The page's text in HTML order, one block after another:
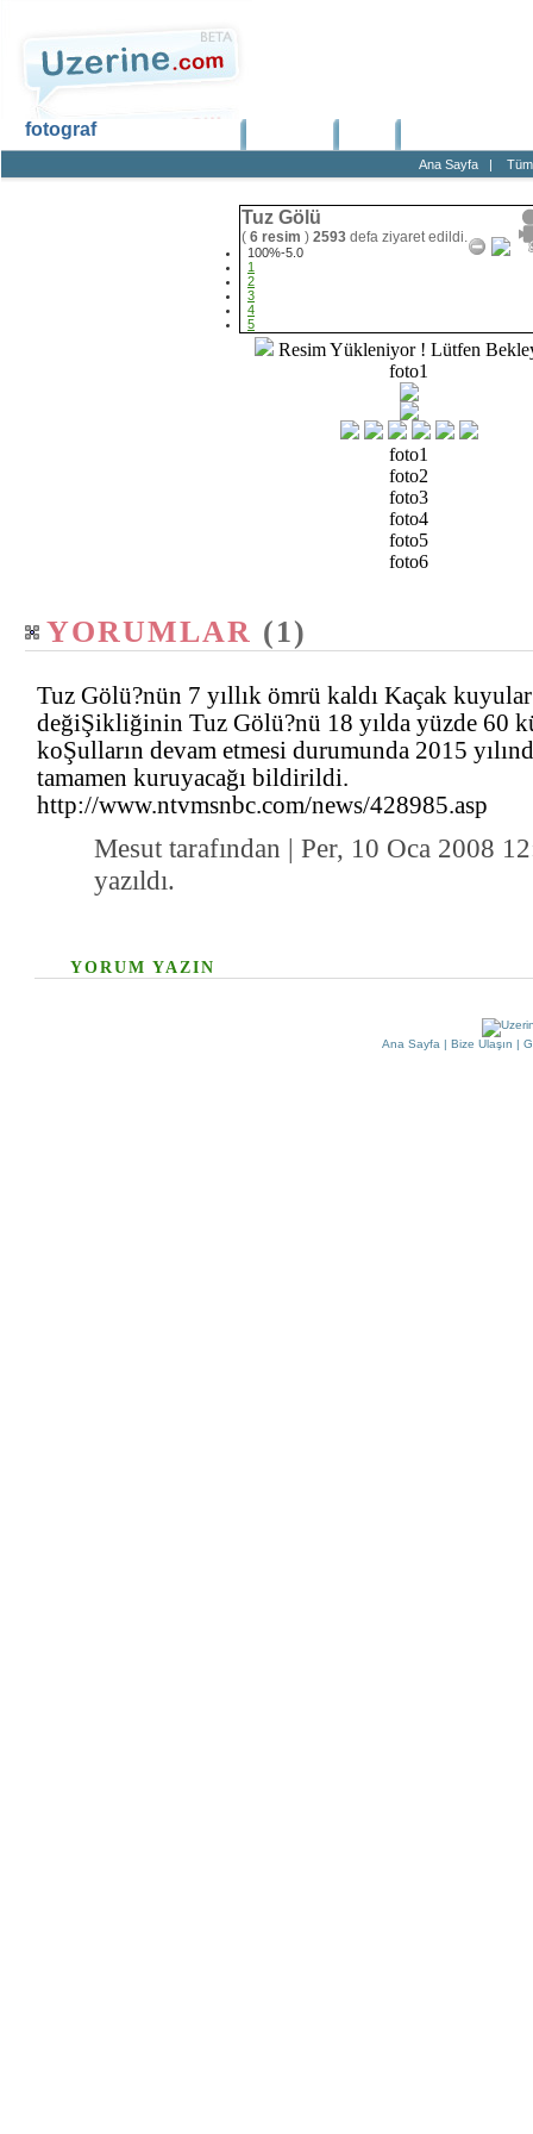
fotograf
Ana Sayfa |
Tuz Gölü
( 6 resim ) 2593 defa ziyaret edildi.
100%-5.0
1
2
3
4
5
Resim Yükleniyor ! Lütfen
foto1
foto1
foto2
foto3
foto4
foto5
foto6
YORUMLAR (1)
Tuz Gölü?nün 7 yıllık ömrü kaldı Kaçak
değiŞikliğinin Tuz Gölü?nü 18 yılda yüzde 60
koŞulların devam etmesi durumunda 2015
tamamen kuruyacağı bildirildi.
http://www.ntvmsnbc.com/news/428985.asp
Mesut tarafından | Per, 10 Oca 2008
yazıldı.
YORUM YAZIN
Ana Sayfa | Bize Ulaşın |